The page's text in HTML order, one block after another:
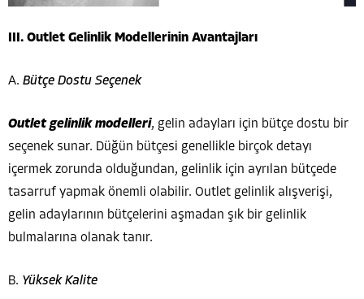
III. Outlet Gelinlik Modellerinin Avantajları
A. Bütçe Dostu Seçenek
Outlet gelinlik modelleri, gelin adayları için bütçe dostu bir
seçenek sunar. Düğün bütçesi genellikle birçok detayı
içermek zorunda olduğundan, gelinlik için ayrılan bütçede
tasarruf yapmak önemli olabilir. Outlet gelinlik alışverişi,
gelin adaylarının bütçelerini aşmadan şık bir gelinlik
bulmalarına olanak tanır.
B. Yüksek Kalite